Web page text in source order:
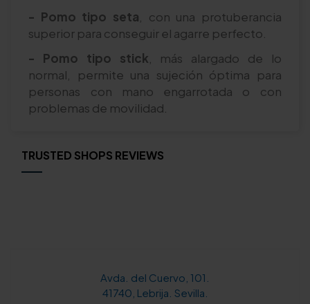
- Pomo tipo seta , con una protuberancia
superior para conseguir el agarre perfecto.
- Pomo tipo stick , más alargado de lo
normal, permite una sujeción óptima para
personas con mano engarrotada o con
problemas de movilidad.
TRUSTED SHOPS REVIEWS
Avda. del Cuervo, 101.
41740, Lebrija. Sevilla.